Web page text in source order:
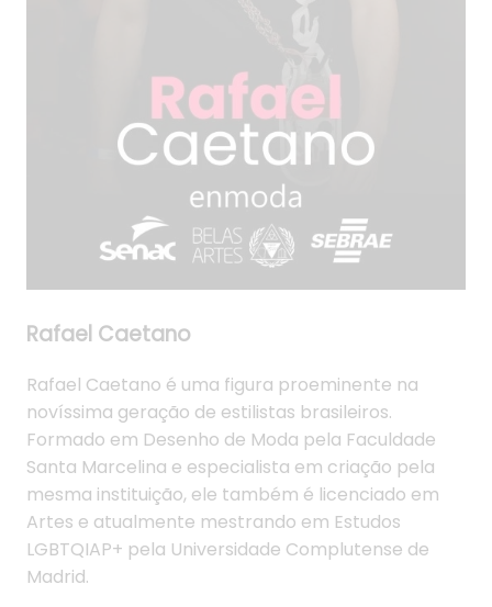
Rafael Caetano
Rafael Caetano é uma figura proeminente na
novíssima geração de estilistas brasileiros.
Formado em Desenho de Moda pela Faculdade
Santa Marcelina e especialista em criação pela
mesma instituição, ele também é licenciado em
Artes e atualmente mestrando em Estudos
LGBTQIAP+ pela Universidade Complutense de
Madrid.